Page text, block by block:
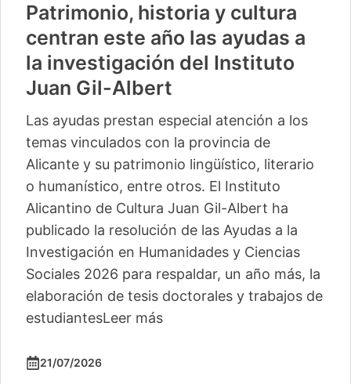
Patrimonio, historia y cultura
centran este año las ayudas a
la investigación del Instituto
Juan Gil-Albert
Las ayudas prestan especial atención a los
temas vinculados con la provincia de
Alicante y su patrimonio lingüístico, literario
o humanístico, entre otros. El Instituto
Alicantino de Cultura Juan Gil-Albert ha
publicado la resolución de las Ayudas a la
Investigación en Humanidades y Ciencias
Sociales 2026 para respaldar, un año más, la
elaboración de tesis doctorales y trabajos de
estudiantesLeer más
21/07/2026